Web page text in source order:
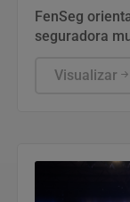
FenSeg
seguradora
Visualizar